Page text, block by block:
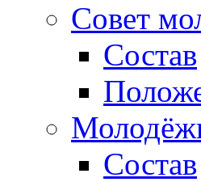
Совет
Состав
Состав